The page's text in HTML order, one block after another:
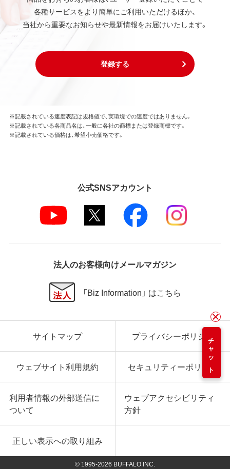
各種サービスをより簡単にご利用いただけるほか、
当社から重要なお知らせや最新情報をお届けいたします。
登録する
チャット
※記載されている速度表記は規格値で、実環境での速度ではありません。
※記載されている各商品名は、一般に各社の商標または登録商標です。
※記載されている価格は、希望小売価格です。
公式SNSアカウント
法人のお客様向けメールマガジン
「Biz Information」 はこちら
サイトマップ プライバシーポリシー
ウェブサイト利用規約 セキュリティーポリシー
利用者情報の外部送信に
ついて
ウェブアクセシビリティ
方針
正しい表示への取り組み
© 1995-2026 BUFFALO INC.